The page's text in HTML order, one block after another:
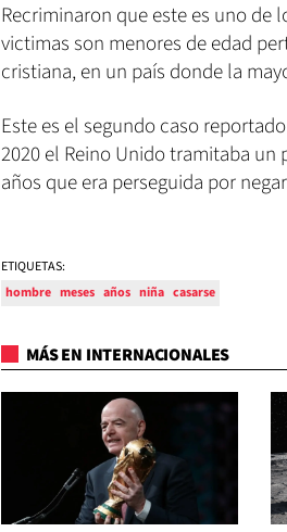
Recriminaron que este es uno de
victimas son menores de edad
cristiana, en un país donde la
Este es el segundo caso
2020 el Reino Unido tramitaba
años que era perseguida por
ETIQUETAS:
hombre meses años niña casarse
MÁS EN INTERNACIONALES